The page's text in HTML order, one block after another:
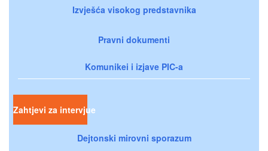
Izvješća visokog predstavnika
Pravni dokumenti
Komunikei i izjave PIC-a
Zahtjevi za intervjue
Dejtonski mirovni sporazum